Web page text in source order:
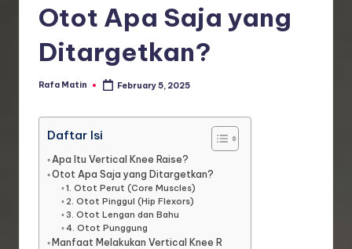
Otot Apa Saja yang
Ditargetkan?
Posted
Rafa Matin February 5, 2025
Daftar Isi
Apa Itu Vertical Knee Raise?
Otot Apa Saja yang Ditargetkan?
1. Otot Perut (Core Muscles)
2. Otot Pinggul (Hip Flexors)
3. Otot Lengan dan Bahu
4. Otot Punggung
Manfaat Melakukan Vertical Knee R